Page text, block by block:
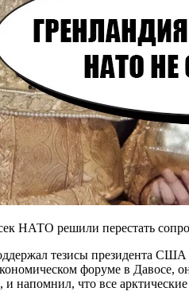
НАТО решили перестать
тезисы президента
форуме в Давосе,
напомнил, что все